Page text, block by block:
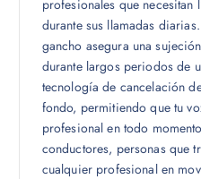
profesionales que
durante sus llamadas
gancho asegura una
durante largos periodos de
tecnología de cancelación
fondo, permitiendo que tu
profesional en todo
conductores, personas que
cualquier profesional en